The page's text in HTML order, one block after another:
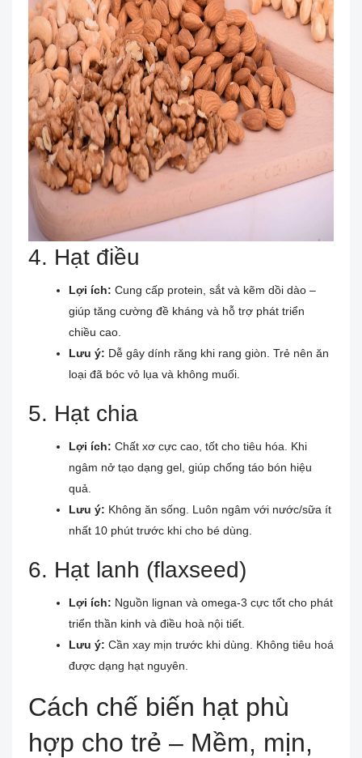
4. Hạt điều
Lợi ích: Cung cấp protein, sắt và kẽm dồi dào –
giúp tăng cường đề kháng và hỗ trợ phát triển
chiều cao.
Lưu ý: Dễ gây dính răng khi rang giòn. Trẻ nên ăn
loại đã bóc vỏ lụa và không muối.
5. Hạt chia
Lợi ích: Chất xơ cực cao, tốt cho tiêu hóa. Khi
ngâm nở tạo dạng gel, giúp chống táo bón hiệu
quả.
Lưu ý: Không ăn sống. Luôn ngâm với nước/sữa ít
nhất 10 phút trước khi cho bé dùng.
6. Hạt lanh (flaxseed)
Lợi ích: Nguồn lignan và omega-3 cực tốt cho phát
triển thần kinh và điều hoà nội tiết.
Lưu ý: Cần xay mịn trước khi dùng. Không tiêu hoá
được dạng hạt nguyên.
Cách chế biến hạt phù
hợp cho trẻ – Mềm, mịn,